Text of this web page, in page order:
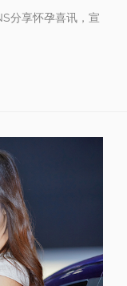
分享怀孕喜讯，宣